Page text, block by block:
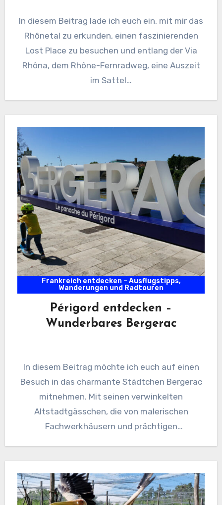
In diesem Beitrag lade ich euch ein, mit mir das
Rhônetal zu erkunden, einen faszinierenden
Lost Place zu besuchen und entlang der Via
Rhôna, dem Rhône-Fernradweg, eine Auszeit
im Sattel…
Frankreich entdecken – Ausflugstipps,
Wanderungen und Radtouren
Périgord entdecken –
Wunderbares Bergerac
In diesem Beitrag möchte ich euch auf einen
Besuch in das charmante Städtchen Bergerac
mitnehmen. Mit seinen verwinkelten
Altstadtgässchen, die von malerischen
Fachwerkhäusern und prächtigen